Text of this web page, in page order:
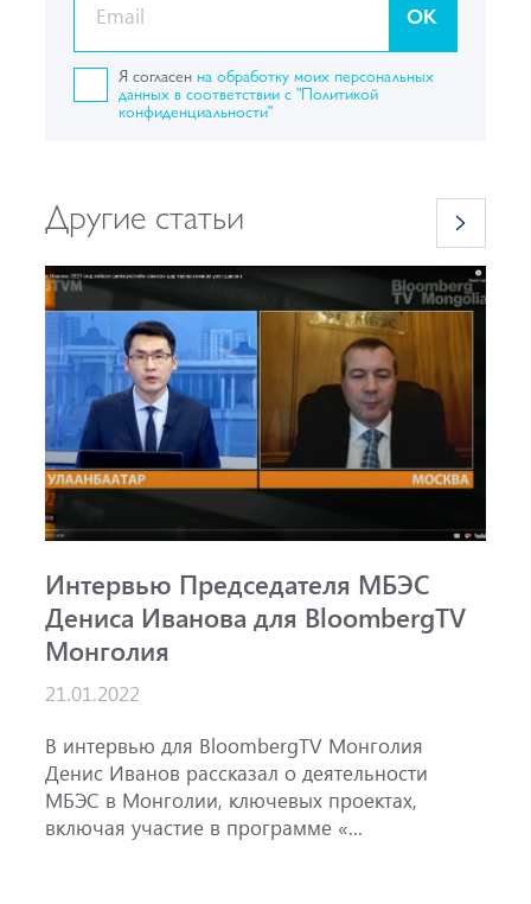
OK
Я согласен на обработку моих персональных
данных в соответствии с "Политикой
конфиденциальности"
Другие статьи
Интервью Председателя МБЭС
Дениса Иванова для BloombergTV
Монголия
21.01.2022
В интервью для BloombergTV Монголия
Денис Иванов рассказал о деятельности
МБЭС в Монголии, ключевых проектах,
включая участие в программе «...